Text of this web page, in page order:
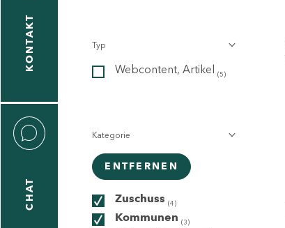
KONTAKT
CHAT
Typ
Webcontent, Artikel (5)
Kategorie
ENTFERNEN
Zuschuss (4)
Kommunen (3)